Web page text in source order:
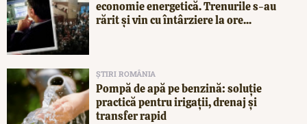
economie energetică. Trenurile s-au
rărit și vin cu întârziere la ore...
ȘTIRI ROMÂNIA
Pompă de apă pe benzină: soluție
practică pentru irigații, drenaj și
transfer rapid